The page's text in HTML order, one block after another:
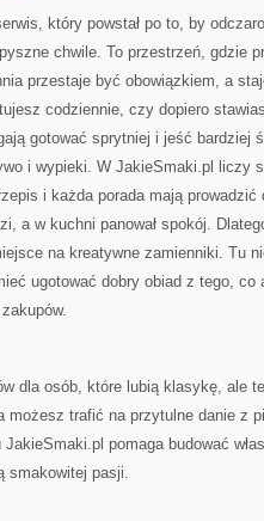
który powstał po to, by
chwile. To przestrzeń, gdzie
przestaje być obowiązkiem, a
codziennie, czy dopiero
gotować sprytniej i jeść bardziej
i wypieki. W JakieSmaki.pl liczy
i każda porada mają prowadzić
a w kuchni panował spokój.
na kreatywne zamienniki. Tu
ugotować dobry obiad z tego,
dla osób, które lubią klasykę, ale
możesz trafić na przytulne danie z
pomaga budować
smakowitej pasji.